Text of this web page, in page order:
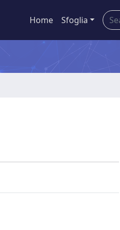
Home Sfoglia